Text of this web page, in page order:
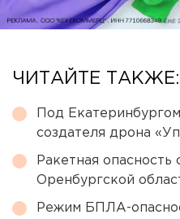
ЧИТАЙТЕ ТАКЖЕ:
Под
создателя дрона
Ракетная опасность
Оренбургской
Режим БПЛА-